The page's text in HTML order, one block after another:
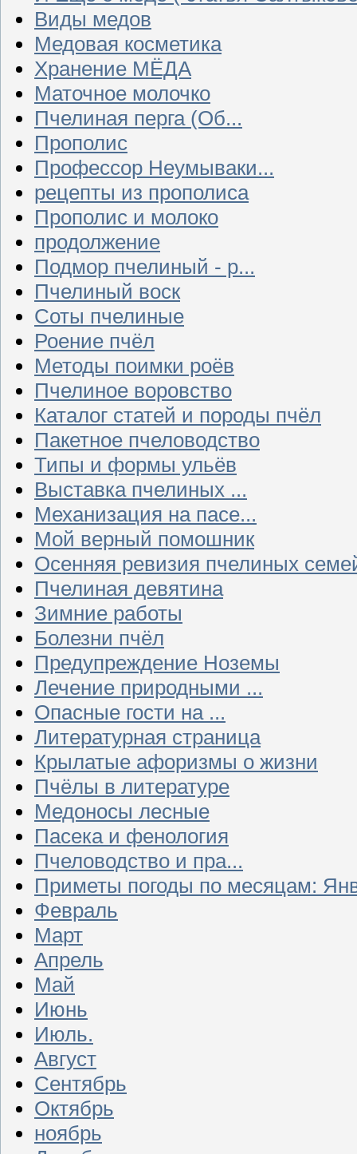
Виды медов
Медовая косметика
Хранение МЁДА
Маточное молочко
Пчелиная перга (Об...
Прополис
Профессор Неумываки...
рецепты из прополиса
Прополис и молоко
продолжение
Подмор пчелиный - р...
Пчелиный воск
Соты пчелиные
Роение пчёл
Методы поимки роёв
Пчелиное воровство
Каталог статей и породы пчёл
Пакетное пчеловодство
Типы и формы ульёв
Выставка пчелиных ...
Механизация на пасе...
Мой верный помошник
Осенняя ревизия пчелиных
Пчелиная девятина
Зимние работы
Болезни пчёл
Предупреждение Ноземы
Лечение природными ...
Опасные гости на ...
Литературная страница
Крылатые афоризмы о жизни
Пчёлы в литературе
Медоносы лесные
Пасека и фенология
Пчеловодство и пра...
Приметы погоды по месяцам:
Февраль
Март
Апрель
Май
Июнь
Июль.
Август
Сентябрь
Октябрь
ноябрь